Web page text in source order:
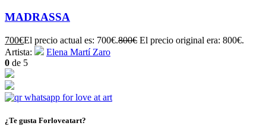
MADRASSA
700€El precio actual es: 700€.800€ El precio original era: 800€.
Artista:
Elena Martí Zaro
0 de 5
¿Te gusta Forloveatart?